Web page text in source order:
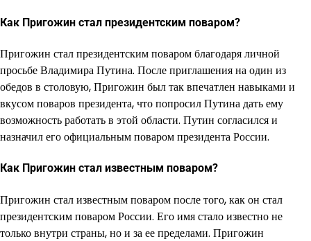
Как Пригожин стал президентским поваром?
Пригожин стал президентским поваром благодаря личной
просьбе Владимира Путина. После приглашения на один из
обедов в столовую, Пригожин был так впечатлен навыками и
вкусом поваров президента, что попросил Путина дать ему
возможность работать в этой области. Путин согласился и
назначил его официальным поваром президента России.
Как Пригожин стал известным поваром?
Пригожин стал известным поваром после того, как он стал
президентским поваром России. Его имя стало известно не
только внутри страны, но и за ее пределами. Пригожин